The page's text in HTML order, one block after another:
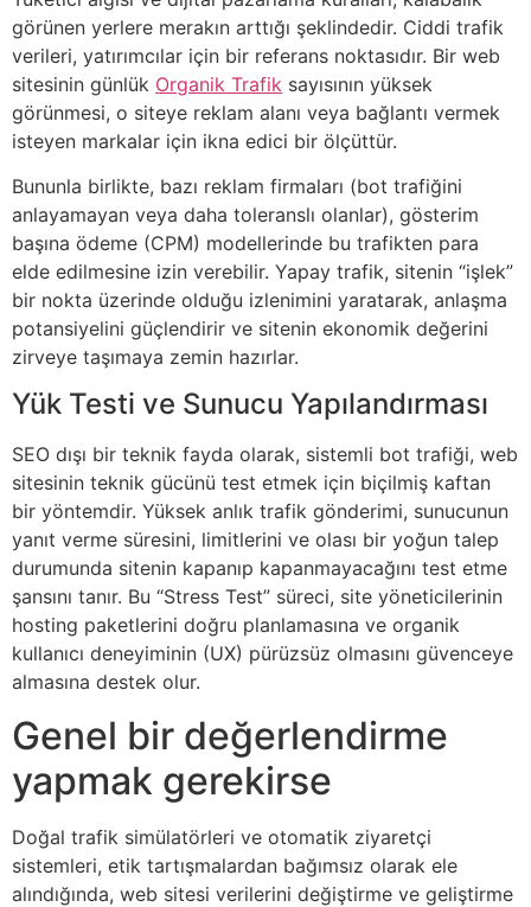
görünen yerlere merakın arttığı şeklindedir. Ciddi trafik
verileri, yatırımcılar için bir referans noktasıdır. Bir web
sitesinin günlük Organik Trafik sayısının yüksek
görünmesi, o siteye reklam alanı veya bağlantı vermek
isteyen markalar için ikna edici bir ölçüttür.
Bununla birlikte, bazı reklam firmaları (bot trafiğini
anlayamayan veya daha toleranslı olanlar), gösterim
başına ödeme (CPM) modellerinde bu trafikten para
elde edilmesine izin verebilir. Yapay trafik, sitenin “işlek”
bir nokta üzerinde olduğu izlenimini yaratarak, anlaşma
potansiyelini güçlendirir ve sitenin ekonomik değerini
zirveye taşımaya zemin hazırlar.
Yük Testi ve Sunucu Yapılandırması
SEO dışı bir teknik fayda olarak, sistemli bot trafiği, web
sitesinin teknik gücünü test etmek için biçilmiş kaftan
bir yöntemdir. Yüksek anlık trafik gönderimi, sunucunun
yanıt verme süresini, limitlerini ve olası bir yoğun talep
durumunda sitenin kapanıp kapanmayacağını test etme
şansını tanır. Bu “Stress Test” süreci, site yöneticilerinin
hosting paketlerini doğru planlamasına ve organik
kullanıcı deneyiminin (UX) pürüzsüz olmasını güvenceye
almasına destek olur.
Genel bir değerlendirme
yapmak gerekirse
Doğal trafik simülatörleri ve otomatik ziyaretçi
sistemleri, etik tartışmalardan bağımsız olarak ele
alındığında, web sitesi verilerini değiştirme ve geliştirme